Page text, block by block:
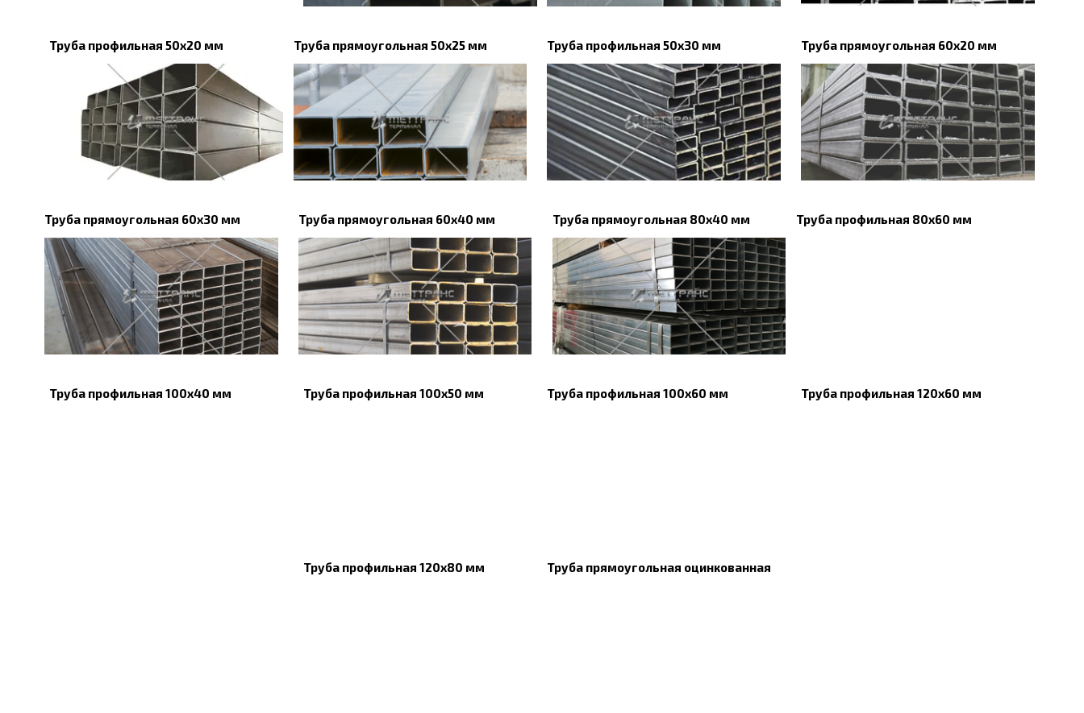
Труба профильная 50х20 мм Труба прямоугольная 50х25 мм Труба профильная 50х30 мм Труба прямоугольная 60х20 мм
Труба прямоугольная 60х30 мм Труба прямоугольная 60х40 мм Труба прямоугольная 80х40 мм Труба профильная 80х60 мм
Труба профильная 100х40 мм Труба профильная 100х50 мм Труба профильная 100х60 мм Труба профильная 120х60 мм
Труба профильная 120х80 мм Труба прямоугольная оцинкованная